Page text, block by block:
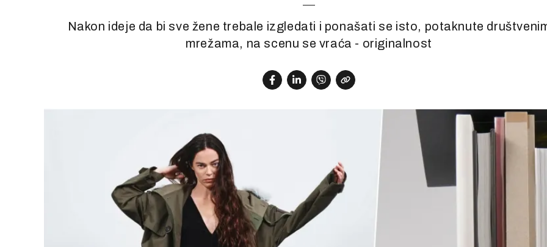
Nakon ideje da bi sve žene trebale izgledati i ponašati se isto, potaknute
mrežama, na scenu se vraća - originalnost